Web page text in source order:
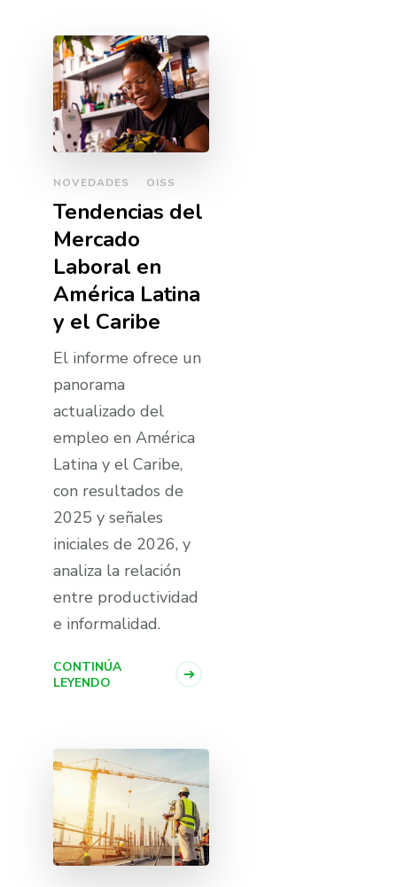
NOVEDADES OISS
Tendencias del
Mercado
Laboral en
América Latina
y el Caribe
El informe ofrece un
panorama
actualizado del
empleo en América
Latina y el Caribe,
con resultados de
2025 y señales
iniciales de 2026, y
analiza la relación
entre productividad
e informalidad.
CONTINÚA
LEYENDO